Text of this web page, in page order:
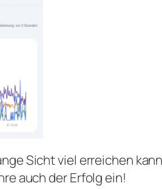
Sicht viel erreichen
auch der Erfolg ein!